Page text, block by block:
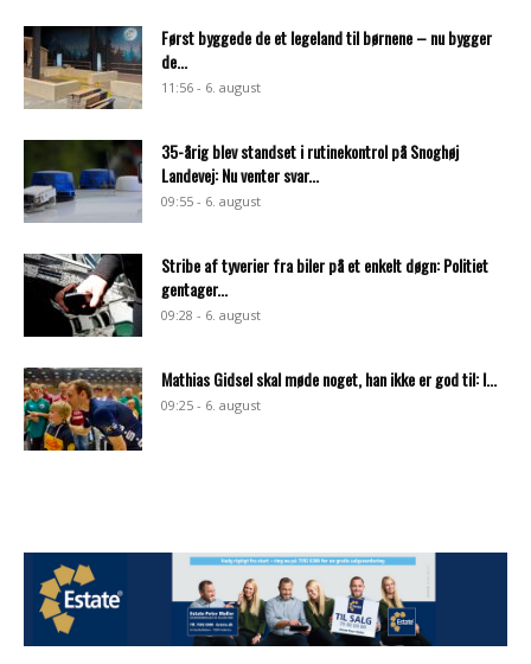
Først byggede de et legeland til børnene – nu bygger
de...
11:56 - 6. august
35-årig blev standset i rutinekontrol på Snoghøj
Landevej: Nu venter svar...
09:55 - 6. august
Stribe af tyverier fra biler på et enkelt døgn: Politiet
gentager...
09:28 - 6. august
Mathias Gidsel skal møde noget, han ikke er god til: I...
09:25 - 6. august